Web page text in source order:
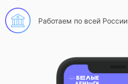
Работаем по всей России